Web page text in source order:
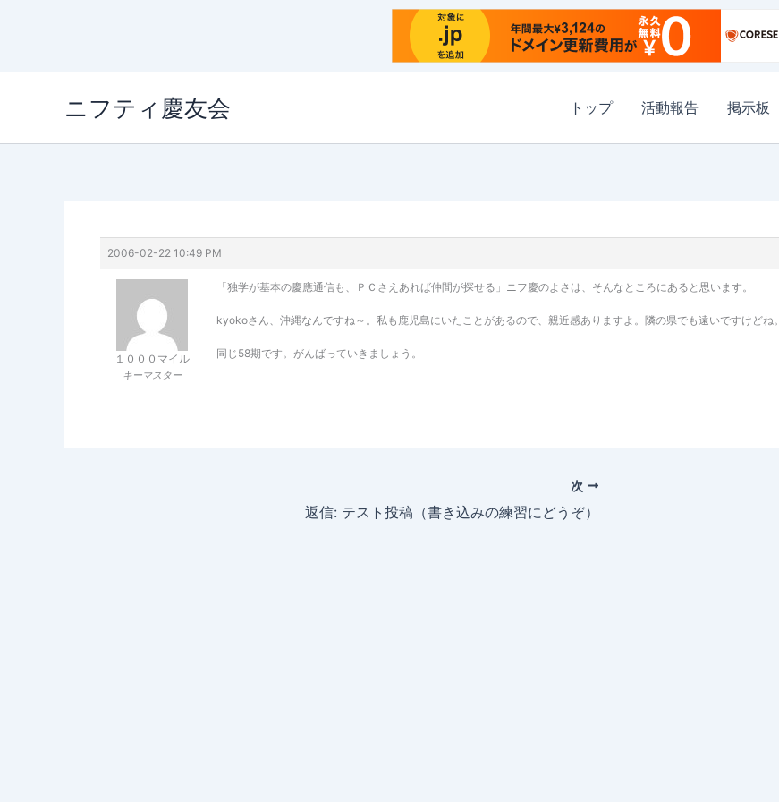
ニフティ慶友会 トップ 活動報告 掲示板
2006-02-22 10:49 PM
１０００マイル
キーマスター
「独学が基本の慶應通信も、ＰＣさえあれば仲間が探せる」ニフ慶のよさは、そんなところにあると思います。
kyokoさん、沖縄なんですね～。私も鹿児島にいたことがあるので、親近感ありますよ。隣の県でも遠いですけどね。
同じ58期です。がんばっていきましょう。
次
返信: テスト投稿（書き込みの練習にどうぞ）